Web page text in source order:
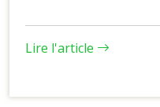
Lire l'article